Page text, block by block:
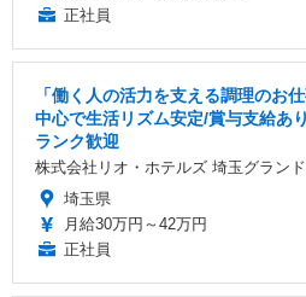
正社員
「働く人の活力を支える調理のお
中心で生活リズム安定/賞与支給あ
ランク歓迎
株式会社リオ・ホテルズ 埼玉グラン
埼玉県
月給30万円～42万円
正社員